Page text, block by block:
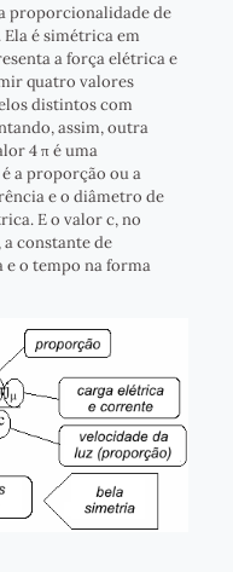
proporcionalidade de
é simétrica em
a força elétrica e
quatro valores
distintos com
assim, outra
4 π é uma
a proporção ou a
e o diâmetro de
E o valor c, no
constante de
o tempo na forma